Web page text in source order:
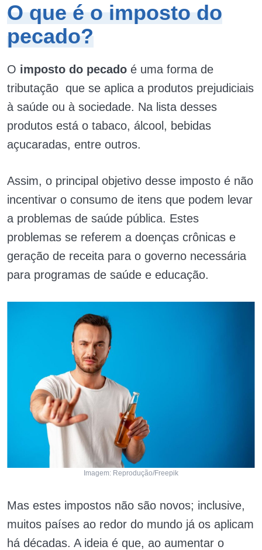
O que é o imposto do
pecado?
O imposto do pecado é uma forma de
tributação que se aplica a produtos prejudiciais
à saúde ou à sociedade. Na lista desses
produtos está o tabaco, álcool, bebidas
açucaradas, entre outros.
Assim, o principal objetivo desse imposto é não
incentivar o consumo de itens que podem levar
a problemas de saúde pública. Estes
problemas se referem a doenças crônicas e
geração de receita para o governo necessária
para programas de saúde e educação.
Imagem: Reprodução/Freepik
Mas estes impostos não são novos; inclusive,
muitos países ao redor do mundo já os aplicam
há décadas. A ideia é que, ao aumentar o